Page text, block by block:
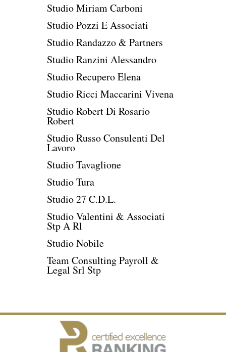
Studio Miriam Carboni
Studio Pozzi E Associati
Studio Randazzo & Partners
Studio Ranzini Alessandro
Studio Recupero Elena
Studio Ricci Maccarini Vivena
Studio Robert Di Rosario
Robert
Studio Russo Consulenti Del
Lavoro
Studio Tavaglione
Studio Tura
Studio 27 C.D.L.
Studio Valentini & Associati
Stp A Rl
Studio Nobile
Team Consulting Payroll &
Legal Srl Stp